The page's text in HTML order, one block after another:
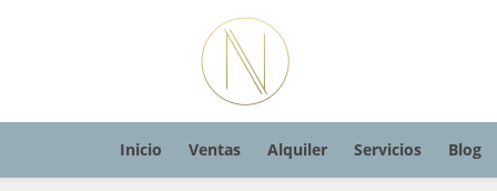
Inicio Ventas Alquiler Servicios Blog